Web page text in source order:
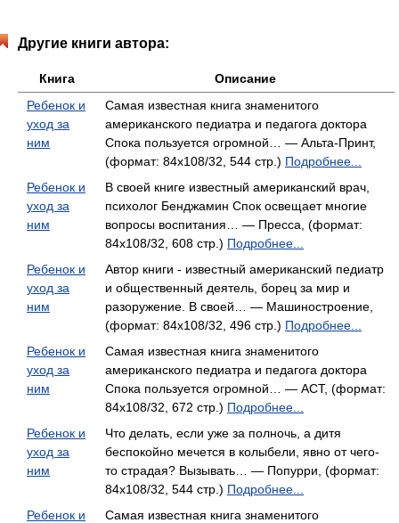
Другие книги автора:
Книга
Описание
Ребенок и
уход за
ним
Самая известная книга знаменитого
американского педиатра и педагога доктора
Спока пользуется огромной… — Альта-Принт,
(формат: 84x108/32, 544 стр.) Подробнее...
Ребенок и
уход за
ним
В своей книге известный американский врач,
психолог Бенджамин Спок освещает многие
вопросы воспитания… — Пресса, (формат:
84x108/32, 608 стр.) Подробнее...
Ребенок и
уход за
ним
Автор книги - известный американский педиатр
и общественный деятель, борец за мир и
разоружение. В своей… — Машиностроение,
(формат: 84x108/32, 496 стр.) Подробнее...
Ребенок и
уход за
ним
Самая известная книга знаменитого
американского педиатра и педагога доктора
Спока пользуется огромной… — АСТ, (формат:
84x108/32, 672 стр.) Подробнее...
Ребенок и
уход за
ним
Что делать, если уже за полночь, а дитя
беспокойно мечется в колыбели, явно от чего-
то страдая? Вызывать… — Попурри, (формат:
84x108/32, 544 стр.) Подробнее...
Ребенок и
Самая известная книга знаменитого